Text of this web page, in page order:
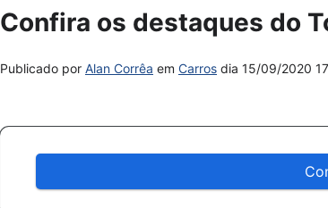
Confira os destaques do
Publicado por Alan Corrêa em Carros dia 15/09/2020